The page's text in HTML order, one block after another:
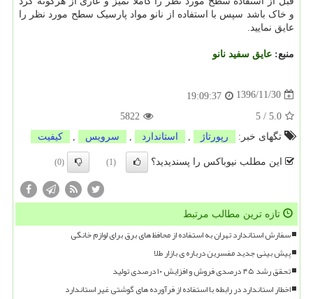
و خاک باشد سپس با استفاده از نانو مواد پارسیک سطح مورد نظر را
عایق نمایید.
منبع: عایق سفید نانو
1396/11/30
19:09:37
5.0
/
5
5822
تگهای خبر:
رپورتاژ استاندارد سرویس كیفیت
این مطلب نیوباکس را پسندیدید؟ (1)
(0)
تازه ترین مطالب مرتبط
سفارش استاندارد تهران به استفاده از محافظ های برق برای لوازم خانگی
پیش بینی جدید مفسرین درباره ی بازار طلا
تحقق رشد ۴۵ درصدی فروش و افزایش ۱۰ درصدی تولید
اخطار استاندارد در رابطه با استفاده از فرآورده های گوشتی غیر استاندارد